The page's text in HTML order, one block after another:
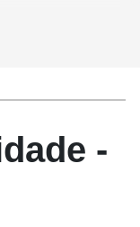
-